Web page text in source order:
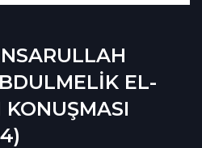
EL-